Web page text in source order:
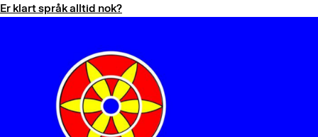
Er klart språk alltid nok?